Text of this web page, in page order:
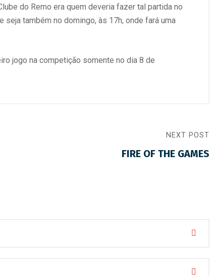
do Remo era quem deveria fazer tal partida no
também no domingo, às 17h, onde fará uma
jogo na competição somente no dia 8 de
NEXT POST
FIRE OF THE GAMES